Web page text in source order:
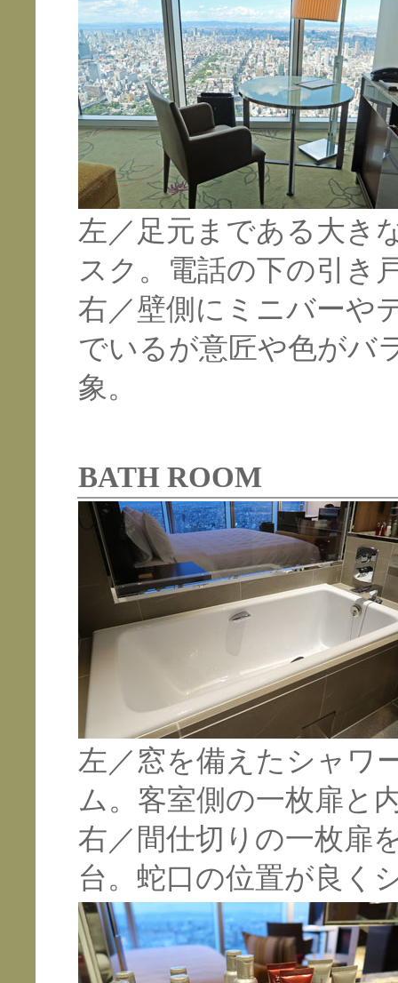
左／足元まである大き
スク。電話の下の引き
右／壁側にミニバーや
でいるが意匠や色がバ
象。
BATH ROOM
左／窓を備えたシャワ
ム。客室側の一枚扉と
右／間仕切りの一枚扉
台。蛇口の位置が良く